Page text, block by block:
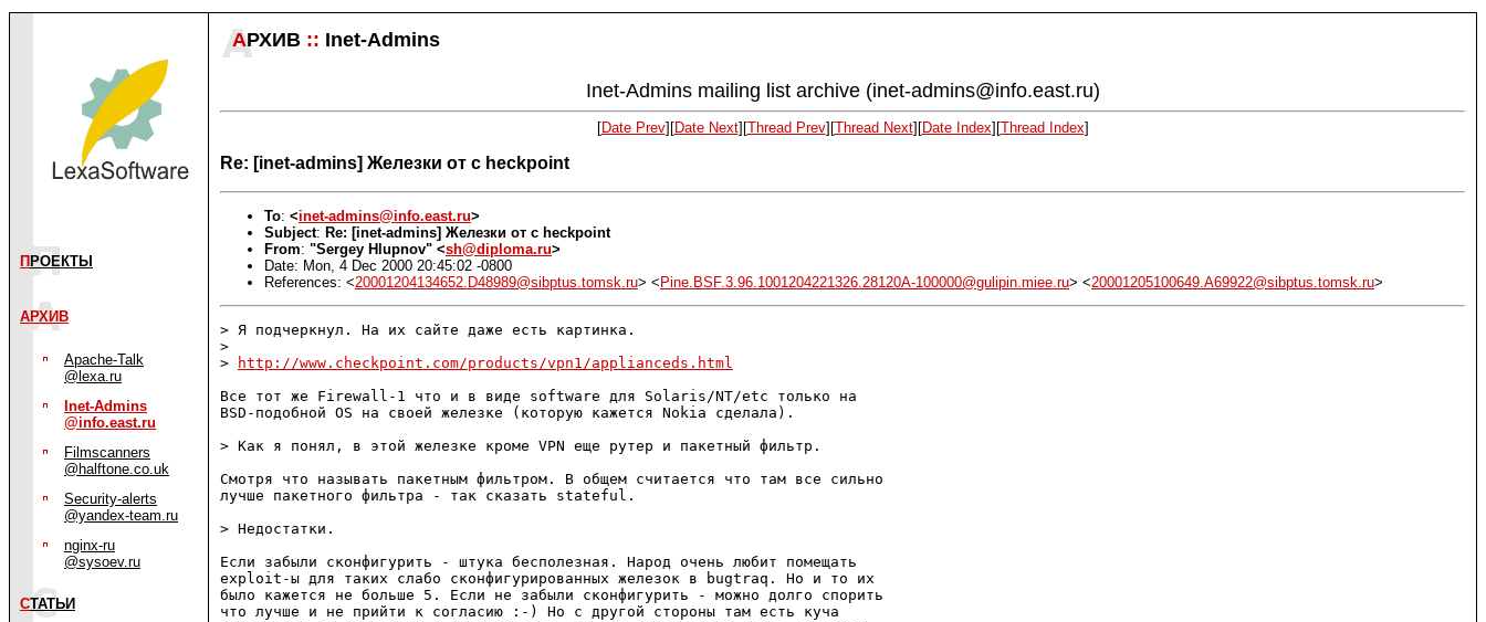
П РОЕКТЫ
АРХИВ
Apache-Talk
@lexa.ru
Inet-Admins
@info.east.ru
Filmscanners
@halftone.co.uk
Security-alerts
@yandex-team.ru
nginx-ru
@sysoev.ru
СТАТЬИ
АРХИВ :: Inet-Admins
Inet-Admins mailing list archive (inet-admins@info.east.ru)
[Date Prev][Date Next][Thread Prev][Thread Next][Date Index][Thread Index]
Re: [inet-admins] Железки от c heckpoint
To: <inet-admins@info.east.ru>
Subject: Re: [inet-admins] Железки от c heckpoint
From: "Sergey Hlupnov" <sh@diploma.ru>
Date: Mon, 4 Dec 2000 20:45:02 -0800
References: <20001204134652.D48989@sibptus.tomsk.ru> < Pine.BSF.3.96.1001204221326.28120A-100000@gulipin.miee.ru> <20001205100649.A69922@sibptus.tomsk.ru>
> Я подчеркнул. На их сайте даже есть картинка.
>
>
http://www.checkpoint.com/products/vpn1/applianceds.html
Все тот же Firewall-1 что и в виде software для Solaris/NT/etc только на
BSD-подобной OS на своей железке (которую кажется Nokia сделала).
> Как я понял, в этой железке кроме VPN еще рутер и пакетный фильтр.
Смотря что называть пакетным фильтром. В общем считается что там все сильно
лучше пакетного фильтра - так сказать stateful.
> Недостатки.
Если забыли сконфигурить - штука бесполезная. Народ очень любит помещать
exploit-ы для таких слабо сконфигурированных железок в bugtraq. Но и то их
было кажется не больше 5. Если не забыли сконфигурить - можно долго спорить
что лучше и не прийти к согласию :-) Но с другой стороны там есть куча